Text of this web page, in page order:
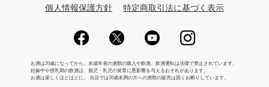
個人情報保護方針 特定商取引法に基づく表示